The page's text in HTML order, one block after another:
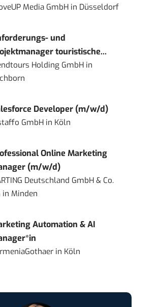
Media GmbH in Düsseldorf
und
touristische...
Holding GmbH in
Developer (m/w/d)
GmbH in Köln
Online Marketing
(m/w/d)
Deutschland GmbH & Co.
in Minden
Automation & AI
in Köln